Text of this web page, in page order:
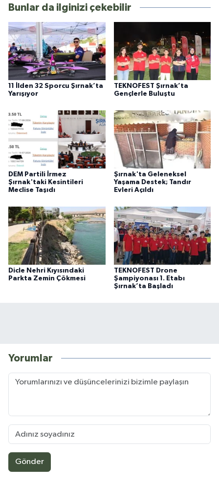
Bunlar da ilginizi çekebilir
11 İlden 32 Sporcu Şırnak’ta
Yarışıyor
TEKNOFEST Şırnak’ta
Gençlerle Buluştu
DEM Partili İrmez
Şırnak'taki Kesintileri
Meclise Taşıdı
Şırnak'ta Geleneksel
Yaşama Destek; Tandır
Evleri Açıldı
Dicle Nehri Kıyısındaki
Parkta Zemin Çökmesi
TEKNOFEST Drone
Şampiyonası 1. Etabı
Şırnak’ta Başladı
Yorumlar
Gönder